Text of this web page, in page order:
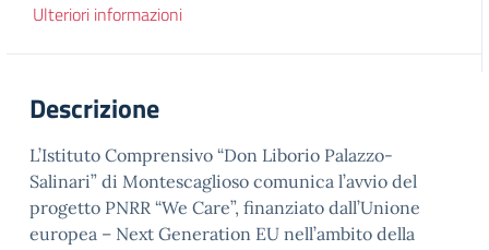
Ulteriori informazioni
Descrizione
L’Istituto Comprensivo “Don Liborio Palazzo-
Salinari” di Montescaglioso comunica l’avvio del
progetto PNRR “We Care”, finanziato dall’Unione
europea – Next Generation EU nell’ambito della